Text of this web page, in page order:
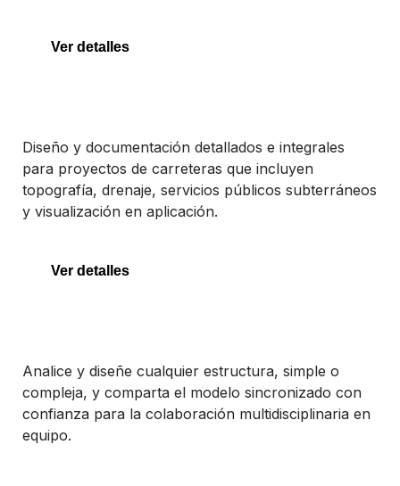
Gemelos digitales
Ver detalles
OpenRoads Designer
Diseño y documentación detallados e integrales
para proyectos de carreteras que incluyen
topografía, drenaje, servicios públicos subterráneos
y visualización en aplicación.
Ver detalles
STAAD
Analice y diseñe cualquier estructura, simple o
compleja, y comparta el modelo sincronizado con
confianza para la colaboración multidisciplinaria en
equipo.